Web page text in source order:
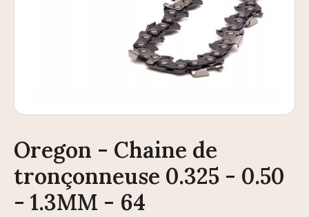
Oregon - Chaine de
tronçonneuse 0.325 - 0.50
- 1.3MM - 64